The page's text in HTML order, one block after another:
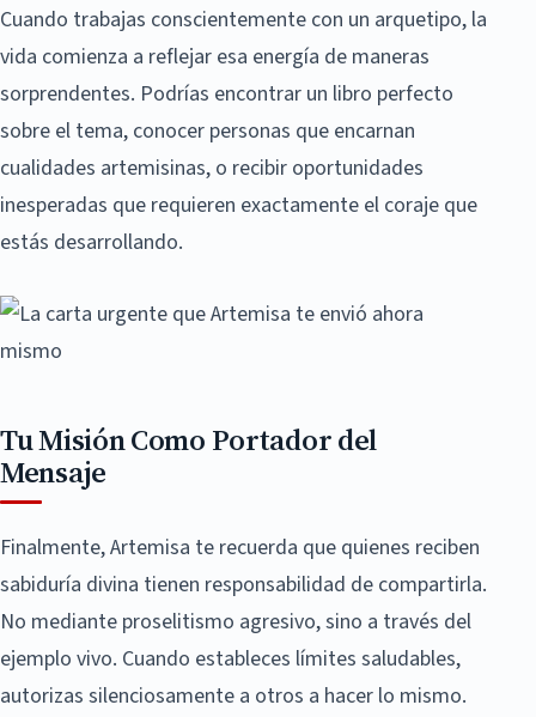
Cuando trabajas conscientemente con un arquetipo, la
vida comienza a reflejar esa energía de maneras
sorprendentes. Podrías encontrar un libro perfecto
sobre el tema, conocer personas que encarnan
cualidades artemisinas, o recibir oportunidades
inesperadas que requieren exactamente el coraje que
estás desarrollando.
Tu Misión Como Portador del
Mensaje
Finalmente, Artemisa te recuerda que quienes reciben
sabiduría divina tienen responsabilidad de compartirla.
No mediante proselitismo agresivo, sino a través del
ejemplo vivo. Cuando estableces límites saludables,
autorizas silenciosamente a otros a hacer lo mismo.